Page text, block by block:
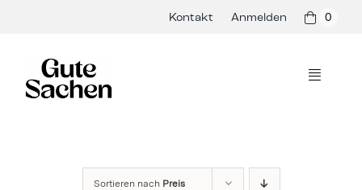
Kontakt Anmelden 0
Toggle
Sortieren nach Preis